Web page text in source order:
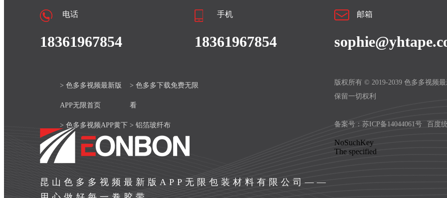
电话
18361967854
手机
18361967854
邮箱
> 色多多视频最新版
APP无限首页
> 色多多下载免费无限
看
> 色多多视频APP黄下
载安装官网
> 铝箔玻纤布
> 产品中心
> 色多多视频最新版
APP无限案例 > 关于色多多视频最新
版权所有 © 2019-2039 色多多视频
保留一切权利
备案号： 苏ICP备14044061号 百度
昆山色多多视频最新版APP无限包装材料有限公司——